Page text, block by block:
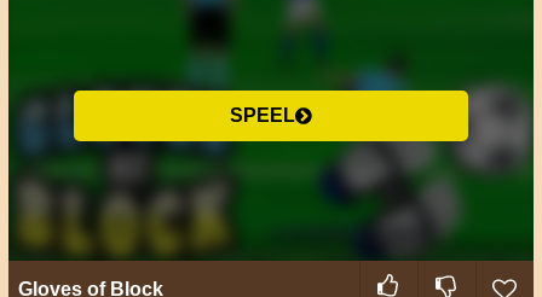
SPEEL
Gloves of Block